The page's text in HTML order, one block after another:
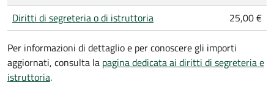
Diritti di segreteria o di istruttoria 25,00 €
Per informazioni di dettaglio e per conoscere gli importi
aggiornati, consulta la pagina dedicata ai diritti di segreteria e
istruttoria.